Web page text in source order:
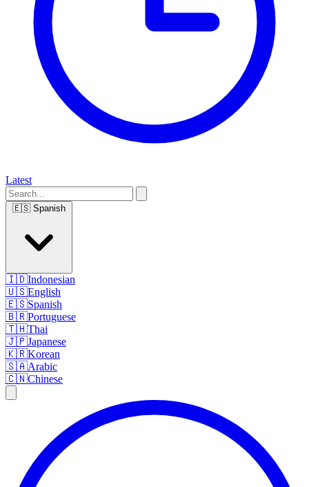
Latest
🇪🇸 Spanish
🇮🇩Indonesian
🇺🇸English
🇪🇸Spanish
🇧🇷Portuguese
🇹🇭Thai
🇯🇵Japanese
🇰🇷Korean
🇸🇦Arabic
🇨🇳Chinese